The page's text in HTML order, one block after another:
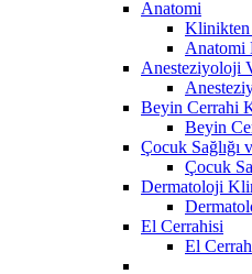
Anatomi
Klinikten
Anatomi
Anesteziyoloji
Beyin Cerrahi
Beyin
Çocuk Sağlığı
Çocuk
Dermatoloji
El Cerrahisi
El